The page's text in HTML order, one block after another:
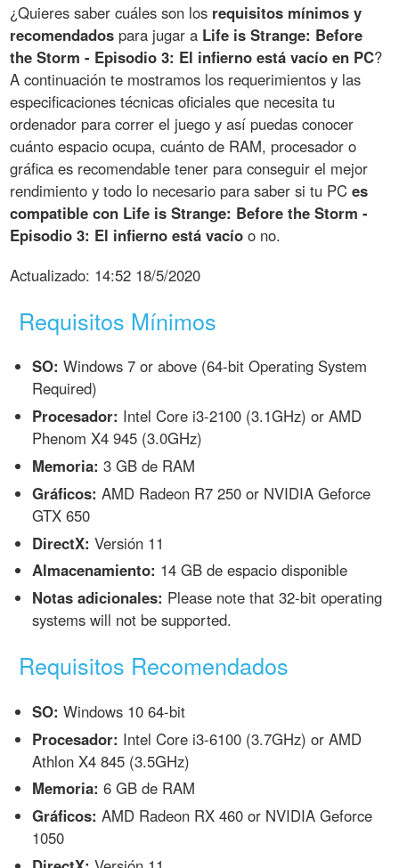
¿Quieres saber cuáles son los requisitos mínimos y
recomendados para jugar a Life is Strange: Before
the Storm - Episodio 3: El infierno está vacío en PC?
A continuación te mostramos los requerimientos y las
especificaciones técnicas oficiales que necesita tu
ordenador para correr el juego y así puedas conocer
cuánto espacio ocupa, cuánto de RAM, procesador o
gráfica es recomendable tener para conseguir el mejor
rendimiento y todo lo necesario para saber si tu PCes
compatible con Life is Strange: Before the Storm -
Episodio 3: El infierno está vacío o no.
Actualizado: 14:52 18/5/2020
Requisitos Mínimos
SO: Windows 7 or above (64-bit Operating System
Required)
Procesador: Intel Core i3-2100 (3.1GHz) or AMD
Phenom X4 945 (3.0GHz)
Memoria: 3 GB de RAM
Gráficos: AMD Radeon R7 250 or NVIDIA Geforce
GTX 650
DirectX: Versión 11
Almacenamiento: 14 GB de espacio disponible
Notas adicionales: Please note that 32-bit operating
systems will not be supported.
Requisitos Recomendados
SO: Windows 10 64-bit
Procesador: Intel Core i3-6100 (3.7GHz) or AMD
Athlon X4 845 (3.5GHz)
Memoria: 6 GB de RAM
Gráficos: AMD Radeon RX 460 or NVIDIA Geforce
1050